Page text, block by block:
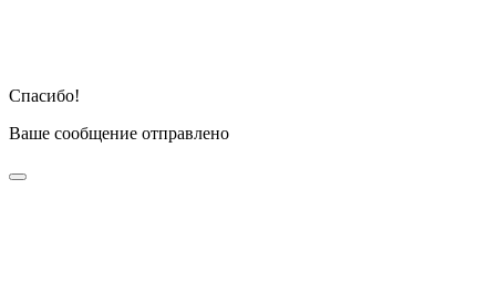
Спасибо!
Ваше сообщение отправлено